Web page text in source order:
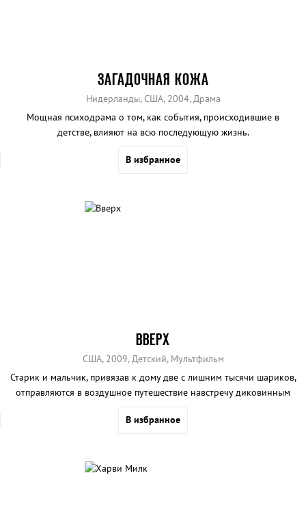
ЗАГАДОЧНАЯ КОЖА
Нидерланды, США, 2004, Драма
Мощная психодрама о том, как события, происходившие в
детстве, влияют на всю последующую жизнь.
В избранное
ВВЕРХ
США, 2009, Детский, Мультфильм
Старик и мальчик, привязав к дому две с лишним тысячи шариков,
отправляются в воздушное путешествие навстречу диковинным
В избранное